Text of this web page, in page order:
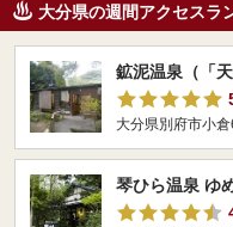
大分県の週間アクセスラ
鉱泥温泉（「
大分県別府市小倉
琴ひら温泉 ゆ